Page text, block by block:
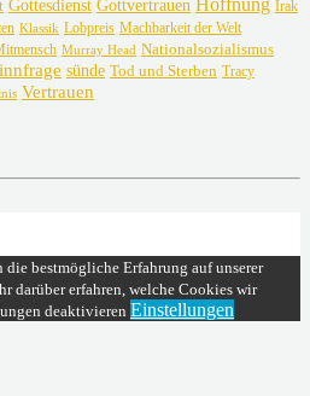
Gottesdienst Gottvertrauen Hoffnung Irak
Klassik Lobpreis Machbarkeit der Welt
Murray Head Nationalsozialismus
sünde Tod und Sterben Tracy
Vertrauen
bestmögliche Erfahrung auf unserer
darüber erfahren, welche Cookies wir
deaktivieren Einstellungen